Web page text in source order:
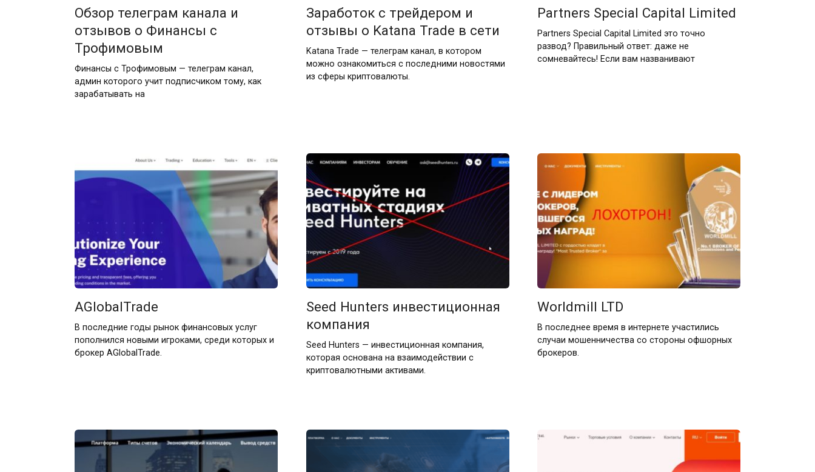
Обзор телеграм канала и
отзывов о Финансы с
Трофимовым
Финансы с Трофимовым — телеграм канал,
админ которого учит подписчиком тому, как
зарабатывать на
Заработок с трейдером и
отзывы о Katana Trade в сети
Katana Trade — телеграм канал, в котором
можно ознакомиться с последними новостями
из сферы криптовалюты.
Partners Special Capital Limited
Partners Special Capital Limited это точно
развод? Правильный ответ: даже не
сомневайтесь! Если вам названивают
AGlobalTrade
В последние годы рынок финансовых услуг
пополнился новыми игроками, среди которых и
брокер AGlobalTrade.
Seed Hunters инвестиционная
компания
Seed Hunters — инвестиционная компания,
которая основана на взаимодействии с
криптовалютными активами.
Worldmill LTD
В последнее время в интернете участились
случаи мошенничества со стороны офшорных
брокеров.